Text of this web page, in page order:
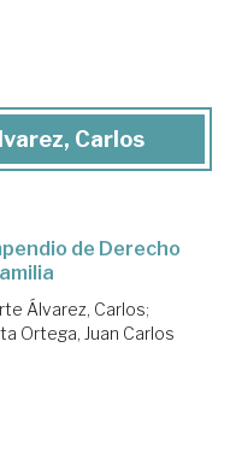
Carlos
de Derecho
Álvarez, Carlos;
Ortega, Juan Carlos